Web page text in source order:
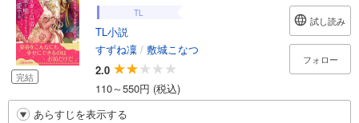
完結
TL
TL小説
すずね凜 / 敷城こなつ
2.0
110～550円 (税込)
試し読み
フォロー
あらすじを表示する